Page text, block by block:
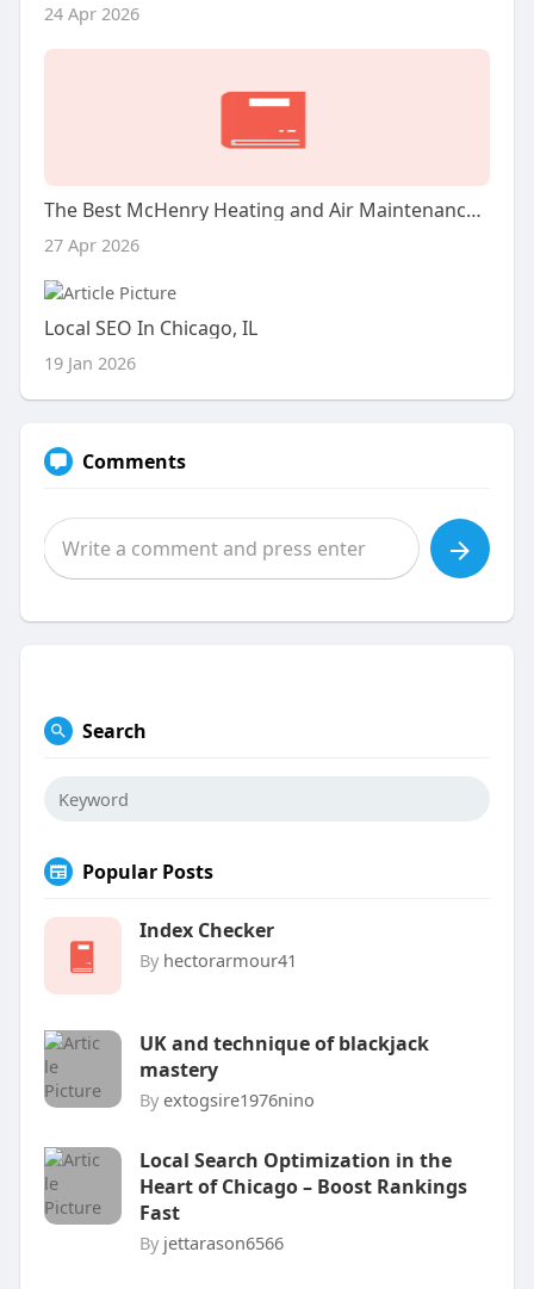
24 Apr 2026
The Best McHenry Heating and Air Maintenance - Local Pros
27 Apr 2026
Local SEO In Chicago, IL
19 Jan 2026
Comments
Search
Popular Posts
Index Checker
By hectorarmour41
UK and technique of blackjack
mastery
By extogsire1976nino
Local Search Optimization in the
Heart of Chicago – Boost Rankings
Fast
By jettarason6566